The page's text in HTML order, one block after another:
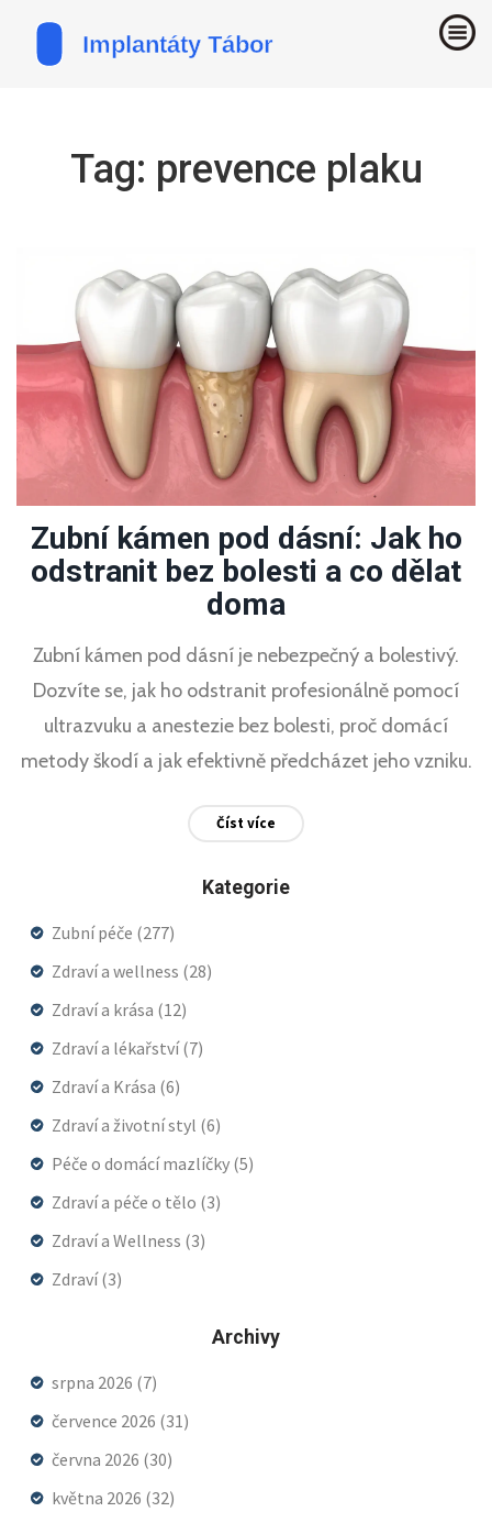
Tag: prevence plaku
Zubní kámen pod dásní: Jak ho
odstranit bez bolesti a co dělat
doma
Zubní kámen pod dásní je nebezpečný a bolestivý.
Dozvíte se, jak ho odstranit profesionálně pomocí
ultrazvuku a anestezie bez bolesti, proč domácí
metody škodí a jak efektivně předcházet jeho vzniku.
Číst více
Kategorie
Zubní péče (277)
Zdraví a wellness (28)
Zdraví a krása (12)
Zdraví a lékařství(7)
Zdraví a Krása (6)
Zdraví a životní styl (6)
Péče o domácí mazlíčky (5)
Zdraví a péče o tělo (3)
Zdraví a Wellness (3)
Zdraví(3)
Archivy
srpna 2026 (7)
července 2026 (31)
června 2026 (30)
května 2026 (32)